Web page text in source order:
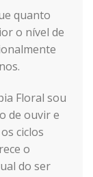
quanto
o nível de
Floral sou
de ouvir e
ciclos
o
do ser